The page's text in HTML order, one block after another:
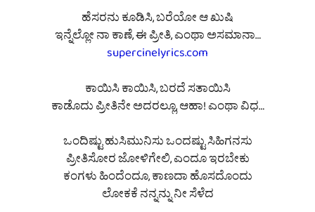
ಹೆಸರನು ಕೂಡಿಸಿ, ಬರೆಯೋ ಆ ಖುಷಿ
ಇನ್ನೆಲ್ಲೋ ನಾ ಕಾಣೆ, ಈ ಪ್ರೀತಿ, ಎಂಥಾ ಅಸಮಾನಾ…
supercinelyrics.com
ಕಾಯಿಸಿ ಕಾಯಿಸಿ, ಬರದೆ ಸತಾಯಿಸಿ
ಕಾಡೊದು ಪ್ರೀತಿನೇ ಅದರಲ್ಲೂ, ಆಹಾ! ಎಂಥಾ ವಿಧ…
ಒಂದಿಷ್ಟು ಹುಸಿಮುನಿಸು ಒಂದಷ್ಟು ಸಿಹಿಗನಸು
ಪ್ರೀತಿಸೋರ ಜೋಳಿಗೇಲಿ, ಎಂದೂ ಇರಬೇಕು
ಕಂಗಳು ಹಿಂದೆಂದೂ, ಕಾಣದಾ ಹೊಸದೊಂದು
ಲೋಕಕೆ ನನ್ನನ್ನು ನೀ ಸೆಳೆದ